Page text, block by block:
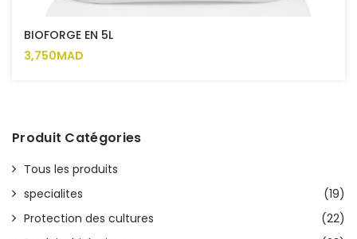
BIOFORGE EN 5L
3,750MAD
Produit Catégories
Tous les produits
specialites
(19)
Protection des cultures
(22)